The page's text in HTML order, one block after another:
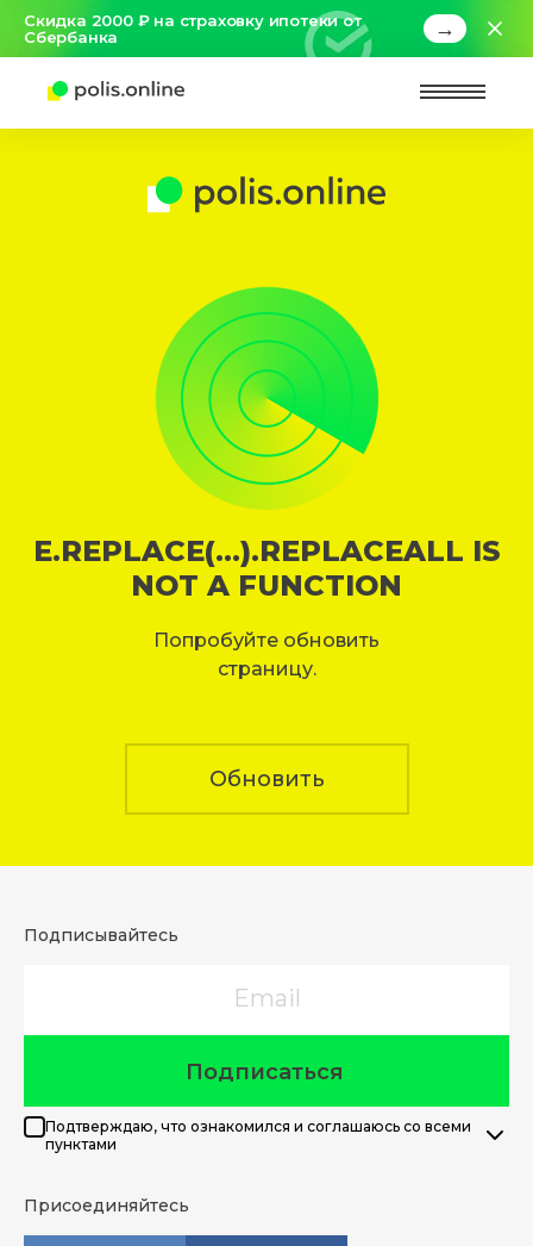
Скидка 2000 ₽ на страховку ипотеки от
Сбербанка
→
E.REPLACE(...).REPLACEALL IS
NOT A FUNCTION
Попробуйте обновить
страницу.
Обновить
Подписывайтесь
Подписаться
Подтверждаю, что ознакомился и соглашаюсь со всеми
пунктами
Присоединяйтесь